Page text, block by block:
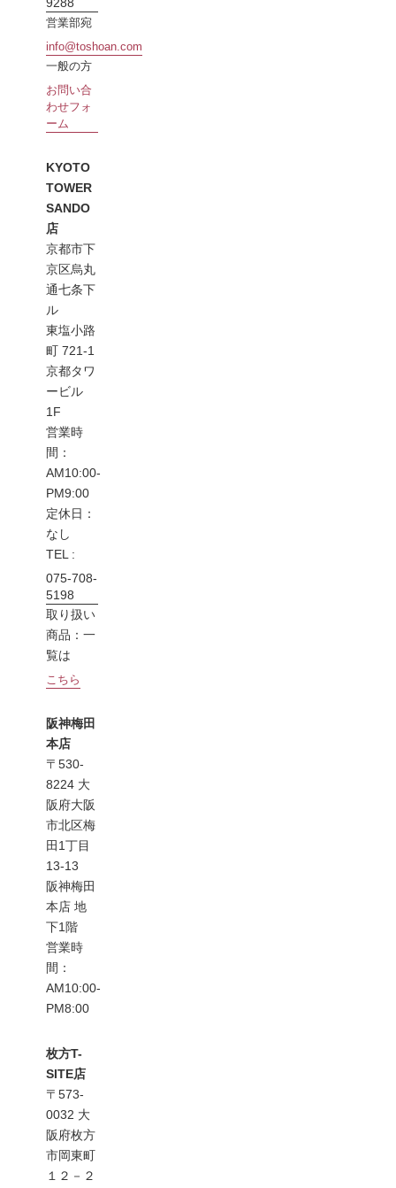
営業部宛
info@toshoan.com
一般の方
お問い合
わせフォ
ーム
KYOTO
TOWER
SANDO
店
京都市下
京区烏丸
通七条下
ル
東塩小路
町 721-1
京都タワ
ービル
1F
営業時
間：
AM10:00-
PM9:00
定休日：
なし
TEL :
075-708-
5198
取り扱い
商品：一
覧は
こちら
阪神梅田
本店
〒530-
8224 大
阪府大阪
市北区梅
田1丁目
13-13
阪神梅田
本店 地
下1階
営業時
間：
AM10:00-
PM8:00
枚方T-
SITE店
〒573-
0032 大
阪府枚方
市岡東町
１２－２